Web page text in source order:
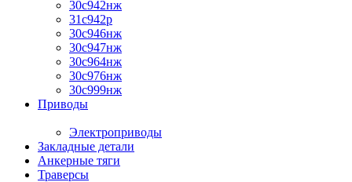
30с942нж
31с942р
30с946нж
30с947нж
30с964нж
30с976нж
30с999нж
Приводы
Электроприводы
Закладные детали
Анкерные тяги
Траверсы